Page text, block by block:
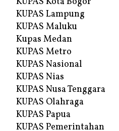
KUPAS Lampung
KUPAS Maluku
Kupas Medan
KUPAS Metro
KUPAS Nasional
KUPAS Nias
KUPAS Nusa Tenggara
KUPAS Olahraga
KUPAS Papua
KUPAS Pemerintahan